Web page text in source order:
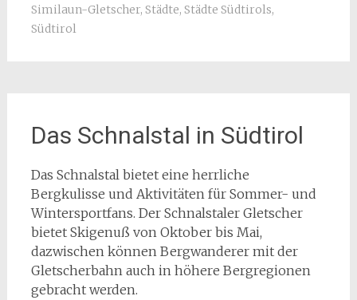
Similaun-Gletscher, Städte, Städte Südtirols,
Südtirol
Das Schnalstal in Südtirol
Das Schnalstal bietet eine herrliche
Bergkulisse und Aktivitäten für Sommer- und
Wintersportfans. Der Schnalstaler Gletscher
bietet Skigenuß von Oktober bis Mai,
dazwischen können Bergwanderer mit der
Gletscherbahn auch in höhere Bergregionen
gebracht werden.